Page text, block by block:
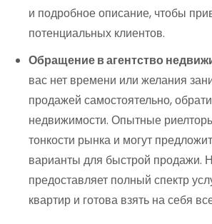
и подробное описание, чтобы
потенциальных клиентов.
Обращение в агентство
вас нет времени или желания
продажей самостоятельно,
недвижимости. Опытные
тонкости рынка и могут
варианты для быстрой продажи.
предоставляет полный спектр
квартир и готова взять на себя